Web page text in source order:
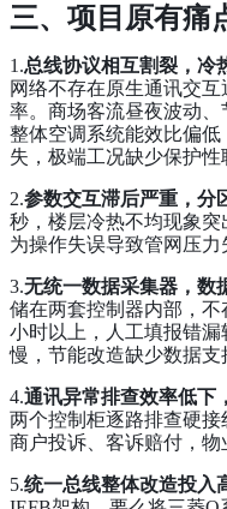
三、项目原有痛
1.总线协议相互割裂，冷
网络不存在原生通讯交
率。商场客流昼夜波动
整体空调系统能效比偏
失，极端工况缺少保护性
2.参数交互滞后严重，分
秒，楼层冷热不均现象
为操作失误导致管网压力
3.无统一数据采集器，数
储在两套控制器内部，
小时以上，人工填报错
慢，节能改造缺少数据支
4.通讯异常排查效率低下
两个控制柜逐路排查硬
商户投诉、客诉赔付，物
5.统一总线整体改造投入